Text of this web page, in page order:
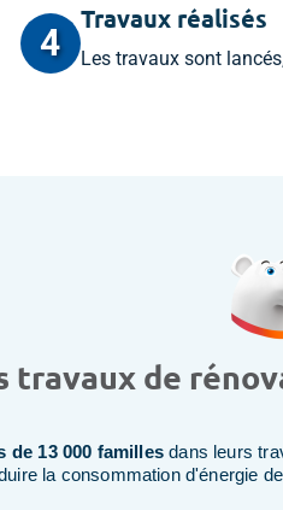
4
Travaux réalisés
Les travaux sont
travaux de
de 13 000 familles dans leurs
la consommation d'énergie